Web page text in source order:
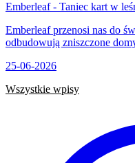
Emberleaf - Taniec kart w
Emberleaf przenosi nas do
odbudowują zniszczone
25-06-2026
Wszystkie wpisy